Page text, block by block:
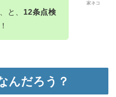
家ネコ
と、 12条点検
んだろう？